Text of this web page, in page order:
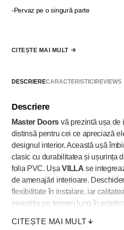
-Pervaz pe o singură parte
selectează din secțiunea
selectate din secțiunea "Adaugă la
CITEȘTE MAI MULT
DESCRIERECARACTERISTICI REVIEWS
Descriere
Master Doors vă prezintă ușa de
distinsă pentru cei ce apreciază
designul interior. Această ușă
clasic cu durabilitatea și ușurința
folia PVC. UșaVILLA se
de amenajări interioare.
flexibilitate în instalare, iar
investiție pe termen lung în
CITEȘTE MAI MULT